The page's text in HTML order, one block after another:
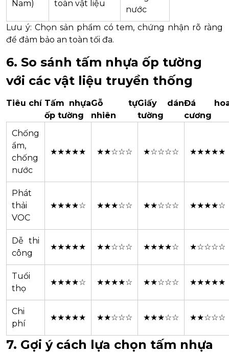
Nam) toàn vật liệu
nước
Lưu ý: Chọn sản phẩm có tem, chứng nhận rõ ràng
để đảm bảo an toàn tối đa.
6. So sánh tấm nhựa ốp tường
với các vật liệu truyền thống
Tiêu chí Tấm nhựa
ốp tường
Gỗ tự
nhiên
Giấy dán
tường
Đá
cương
Chống
ẩm,
chống
nước
★★★★★ ★★☆☆☆ ★☆☆☆☆ ★★★★★
Phát
thải
VOC
★★★★☆ ★★★☆☆ ★★☆☆☆ ★★★★☆
Dễ thi
công
★★★★★ ★★☆☆☆ ★★★★☆ ★☆☆☆☆
Tuổi
thọ
★★★★☆ ★★★★☆ ★★☆☆☆ ★★★★★
Chi
phí
★★★★★ ★★☆☆☆ ★★★☆☆ ★★☆☆☆
7. Gợi ý cách lựa chọn tấm nhựa